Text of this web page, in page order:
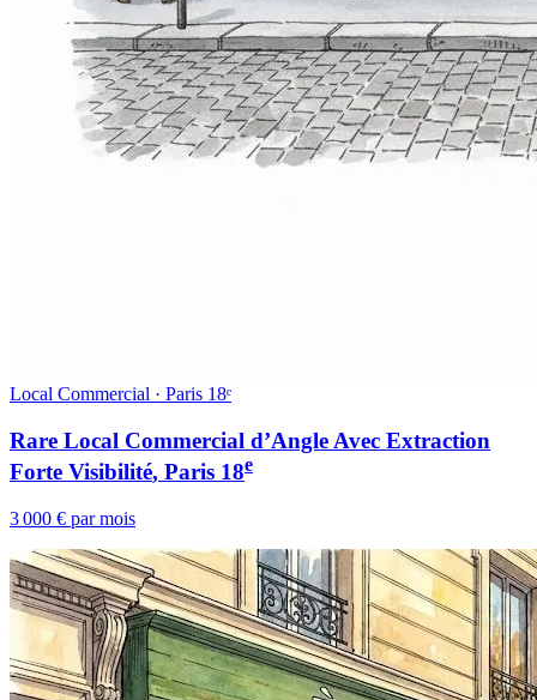
Local Commercial · Paris 18ᵉ
Rare Local Commercial d’Angle Avec Extraction
Forte Visibilité, Paris 18e
3 000 € par mois